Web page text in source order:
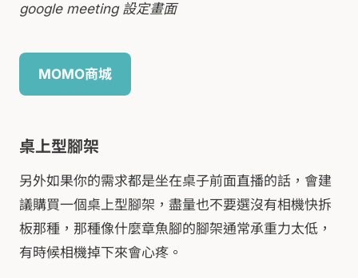
google meeting 設定畫面
MOMO商城
桌上型腳架
另外如果你的需求都是坐在桌子前面直播的話，會建
議購買一個桌上型腳架，盡量也不要選沒有相機快拆
板那種，那種像什麼章魚腳的腳架通常承重力太低，
有時候相機掉下來會心疼。